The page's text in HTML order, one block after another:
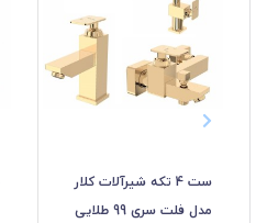
ست 4 تکه شیرآلات کلار
مدل فلت سری 99 طلایی